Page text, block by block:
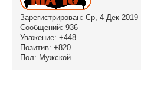
Зарегистрирован: Ср, 4 Дек 2019
Сообщений: 936
Уважение: +448
Позитив: +820
Пол: Мужской